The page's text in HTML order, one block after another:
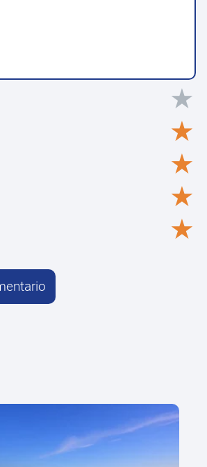
★
★
★
★
★